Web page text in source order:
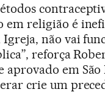
em religião é
não vai
reforça
aprovado em São
crie um